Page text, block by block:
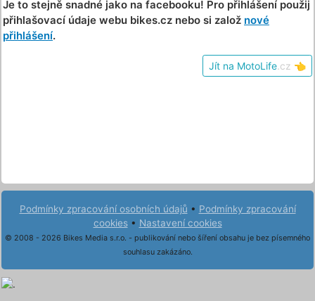
Je to stejně snadné jako na facebooku! Pro přihlášení použij
přihlašovací údaje webu bikes.cz nebo si založ nové
přihlášení.
Jít na MotoLife .cz 👈
Podmínky zpracování osobních údajů • Podmínky zpracování
cookies• Nastavení cookies
© 2008 - 2026 Bikes Media s.r.o. - publikování nebo šíření obsahu je bez písemného
souhlasu zakázáno.